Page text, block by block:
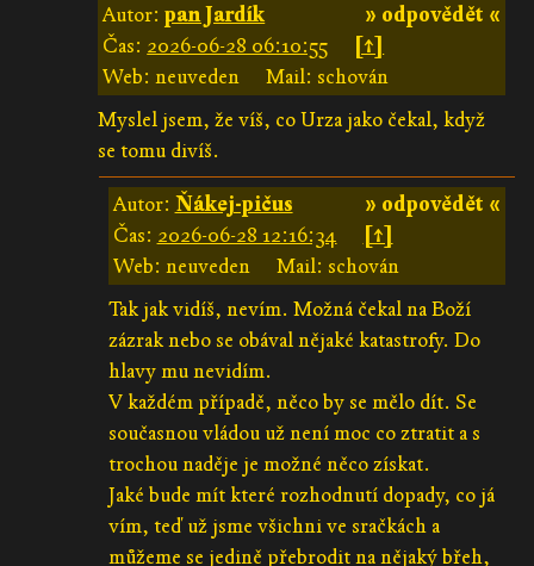
» odpovědět «
Autor:pan Jardík
Čas: 2026-06-28 06:10:55
[↑]
Web: neuveden
Mail: schován
Myslel jsem, že víš, co Urza jako čekal, když
se tomu divíš.
» odpovědět «
Autor: Ňákej-pičus
Čas: 2026-06-28 12:16:34
[↑]
Web: neuveden
Mail: schován
Tak jak vidíš, nevím. Možná čekal na Boží
zázrak nebo se obával nějaké katastrofy. Do
hlavy mu nevidím.
V každém případě, něco by se mělo dít. Se
současnou vládou už není moc co ztratit a s
trochou naděje je možné něco získat.
Jaké bude mít které rozhodnutí dopady, co já
vím, teď už jsme všichni ve sračkách a
můžeme se jedině přebrodit na nějaký břeh,